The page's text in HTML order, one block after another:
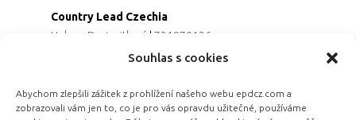
Souhlas s cookies
Abychom zlepšili zážitek z prohlížení našeho webu epdcz.com a
zobrazovali vám jen to, co je pro vás opravdu užitečné, používáme
Country Lead Czechia
Helena Dreiseitlová | 731970136
Koordinátorka projektu
Programová ředitelka
Jana Černoušková |607782535